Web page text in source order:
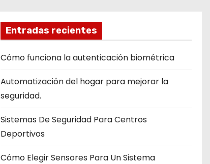
Entradas recientes
Cómo funciona la autenticación biométrica
Automatización del hogar para mejorar la
seguridad.
Sistemas De Seguridad Para Centros
Deportivos
Cómo Elegir Sensores Para Un Sistema